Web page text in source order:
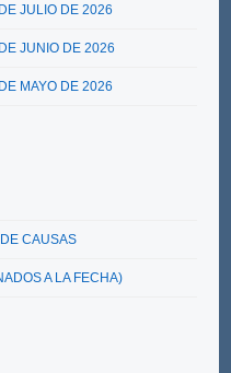
JULIO DE 2026
JUNIO DE 2026
MAYO DE 2026
CAUSAS
A LA FECHA)